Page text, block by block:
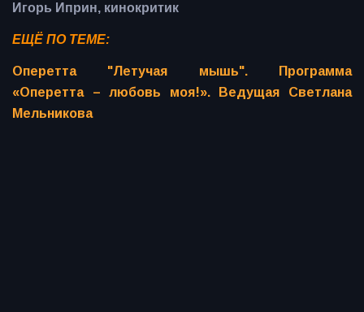
Игорь Иприн, кинокритик
ЕЩЁ ПО ТЕМЕ:
Оперетта "Летучая мышь". Программа
«Оперетта – любовь моя!». Ведущая Светлана
Мельникова